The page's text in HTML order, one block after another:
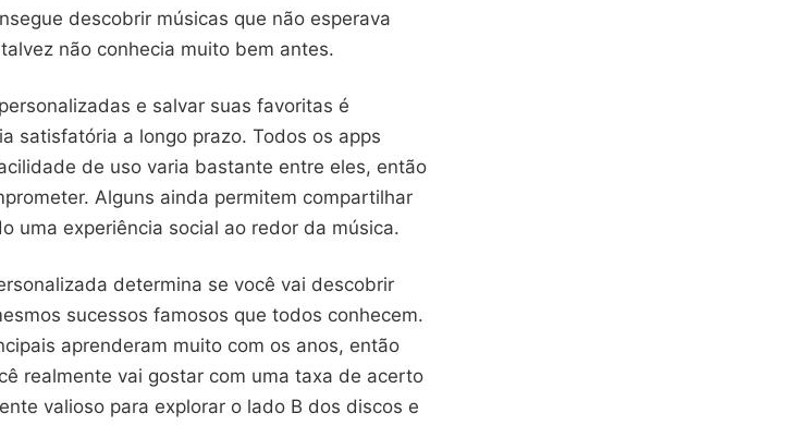
descobrir músicas que não esperava
não conhecia muito bem antes.
e salvar suas favoritas é
satisfatória a longo prazo. Todos os apps
de uso varia bastante entre eles, então
Alguns ainda permitem compartilhar
uma experiência social ao redor da música.
determina se você vai descobrir
sucessos famosos que todos conhecem.
aprenderam muito com os anos, então
realmente vai gostar com uma taxa de acerto
valioso para explorar o lado B dos discos e